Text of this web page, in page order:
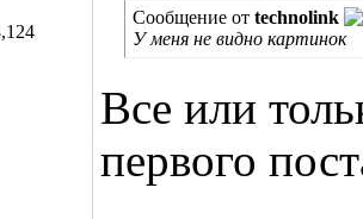
Сообщение от technolink
У меня не видно картинок
Все или
первого